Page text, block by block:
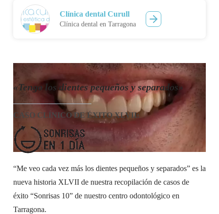
Clínica dental Curull
Clínica dental en Tarragona
«Tengo los dientes pequeños y separados»
CASO CLÍNICO DE ÉXITO XLVII:
“Me veo cada vez más los dientes pequeños y separados” es la
nueva historia XLVII de nuestra recopilación de casos de
éxito “Sonrisas 10” de nuestro centro odontológico en
Tarragona.